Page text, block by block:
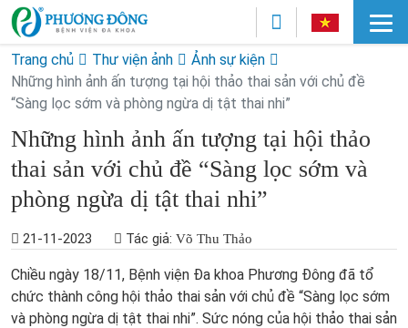
Trang chủ Thư viện ảnh
Ảnh sự kiện
Những hình ảnh ấn tượng tại hội thảo thai sản với chủ đề
“Sàng lọc sớm và phòng ngừa dị tật thai nhi”
Những hình ảnh ấn tượng tại hội thảo
thai sản với chủ đề “Sàng lọc sớm và
phòng ngừa dị tật thai nhi”
21-11-2023 Tác giả: Võ Thu Thảo
Chiều ngày 18/11, Bệnh viện Đa khoa Phương Đông đã tổ
chức thành công hội thảo thai sản với chủ đề “Sàng lọc sớm
và phòng ngừa dị tật thai nhi”. Sức nóng của hội thảo thai sản